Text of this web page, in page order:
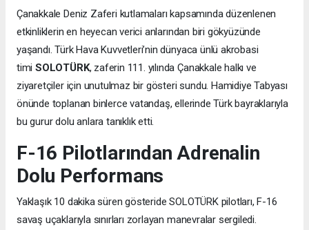
Çanakkale Deniz Zaferi kutlamaları kapsamında düzenlenen
etkinliklerin en heyecan verici anlarından biri gökyüzünde
yaşandı. Türk Hava Kuvvetleri’nin dünyaca ünlü akrobasi
timiSOLOTÜRK, zaferin 111. yılında Çanakkale halkı ve
ziyaretçiler için unutulmaz bir gösteri sundu. Hamidiye Tabyası
önünde toplanan binlerce vatandaş, ellerinde Türk bayraklarıyla
bu gurur dolu anlara tanıklık etti.
F-16 Pilotlarından Adrenalin
Dolu Performans
Yaklaşık 10 dakika süren gösteride SOLOTÜRK pilotları, F-16
savaş uçaklarıyla sınırları zorlayan manevralar sergiledi.